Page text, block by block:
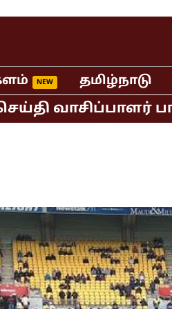
தமிழ்நாடு
பாலியல்